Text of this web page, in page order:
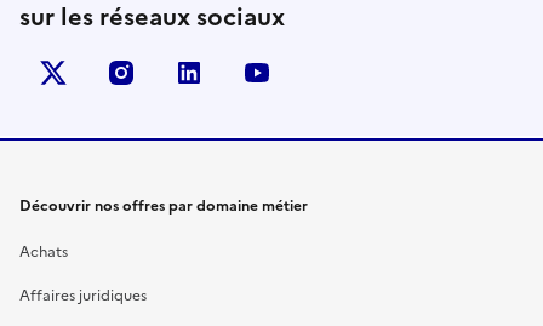
sur les réseaux sociaux
X (anciennement Twitter)
instagramlinkedin
Découvrir nos offres par domaine métier
Achats
Affaires juridiques